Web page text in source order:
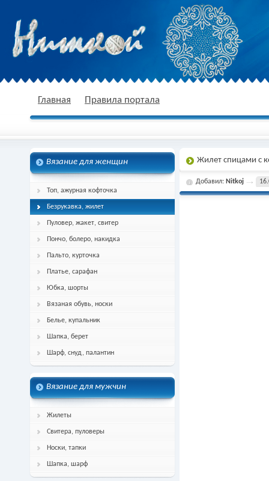
спицами, схема и описание
Главная Правила портала
Вязание для женщин
Топ, ажурная кофточка
Безрукавка, жилет
Пуловер, жакет, свитер
Пончо, болеро, накидка
Пальто, курточка
Платье, сарафан
Юбка, шорты
Вязаная обувь, носки
Белье, купальник
Шапка, берет
Шарф, снуд, палантин
Вязание для мужчин
Жилеты
Свитера, пуловеры
Носки, тапки
Шапка, шарф
Жилет спицами с
Добавил: Nitkoj